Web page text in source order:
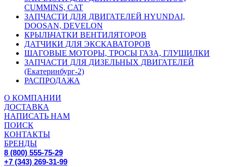
CUMMINS, CAT
ЗАПЧАСТИ ДЛЯ ДВИГАТЕЛЕЙ HYUNDAI,
DOOSAN, DEVELON
КРЫЛЬЧАТКИ ВЕНТИЛЯТОРОВ
ДАТЧИКИ ДЛЯ ЭКСКАВАТОРОВ
ШАГОВЫЕ МОТОРЫ, ТРОСЫ ГАЗА, ГЛУШИЛКИ
ЗАПЧАСТИ ДЛЯ ДИЗЕЛЬНЫХ ДВИГАТЕЛЕЙ
(Екатеринбург-2)
РАСПРОДАЖА
О КОМПАНИИ
ДОСТАВКА
НАПИСАТЬ НАМ
ПОИСК
КОНТАКТЫ
БРЕНДЫ
8 (800) 555-75-29
+7 (343) 269-31-99